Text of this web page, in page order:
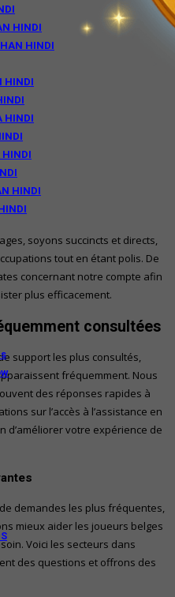
HINDI
HINDI
HINDI
HINDI
HINDI
HINDI
soyons succincts et directs,
tout en étant polis. De
concernant notre compte afin
plus efficacement.
consultées
support les plus consultés,
fréquemment. Nous
des réponses rapides à
sur l’accès à l’assistance en
d’améliorer votre expérience de
demandes les plus fréquentes,
mieux aider les joueurs belges
Voici les secteurs dans
des questions et offrons des